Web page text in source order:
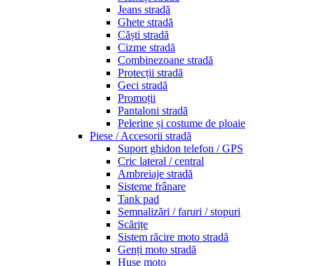
Jeans stradă
Ghete stradă
Căști stradă
Cizme stradă
Combinezoane stradă
Protecții stradă
Geci stradă
Promoții
Pantaloni stradă
Pelerine și costume de ploaie
Piese / Accesorii stradă
Suport ghidon telefon / GPS
Cric lateral / central
Ambreiaje stradă
Sisteme frânare
Tank pad
Semnalizări / faruri / stopuri
Scărițe
Sistem răcire moto stradă
Genți moto stradă
Huse moto